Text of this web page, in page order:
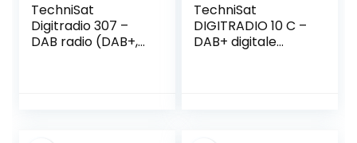
TechniSat
Digitradio 307 –
DAB radio (DAB+,
TechniSat
DIGITRADIO 10 C –
DAB+ digitale